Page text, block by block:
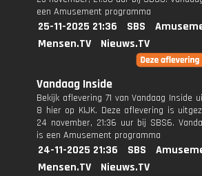
een Amusement programma
25-11-2025 21:36 SBS
Mensen.TV
Nieuws.TV
Vandaag Inside
Bekijk aflevering 71 van Vandaag Inside
8 hier op KIJK. Deze aflevering is
24 november, 21:36 uur bij SBS6.
is een Amusement programma
24-11-2025 21:36 SBS
Mensen.TV
Nieuws.TV